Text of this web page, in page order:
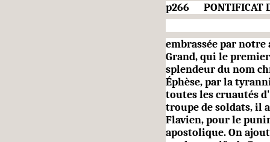
p266 PONTIFICAT
embrassée par notre
Grand, qui le
splendeur du nom
Éphèse, par la
toutes les cruautés
troupe de soldats, il
Flavien, pour le
apostolique. On